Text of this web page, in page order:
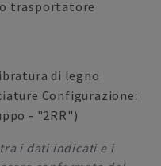
trasportatore
di legno
Configurazione:
- "2RR")
i dati indicati e i